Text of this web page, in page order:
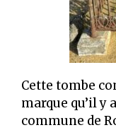
Cette tombe
marque qu’il y
commune de